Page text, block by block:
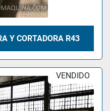
Y CORTADORA R43
VENDIDO